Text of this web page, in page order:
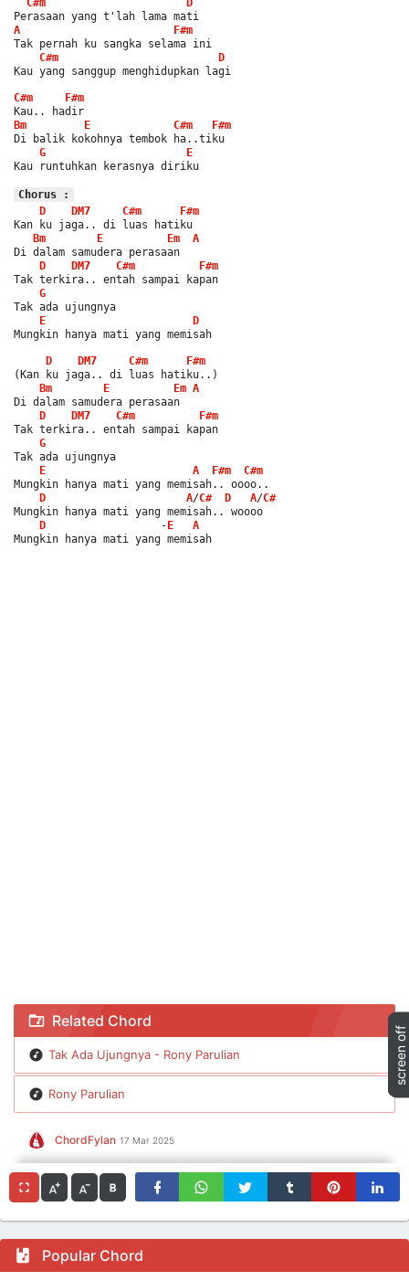
Perasaan yang t'lah lama mati
A
F#m
Tak pernah ku sangka selama ini
C#m
D
Kau yang sanggup menghidupkan lagi
C#m
F#m
Kau.. hadir
Bm
E C#m
F#m
Di balik kokohnya tembok ha..tiku
G
E
Kau runtuhkan kerasnya diriku
Chorus :
D
DM7 C#m
F#m
Kan ku jaga.. di luas hatiku
Bm
E Em
A
Di dalam samudera perasaan
D
DM7 C#m
F#m
Tak terkira.. entah sampai kapan
G
Tak ada ujungnya
E
D
Mungkin hanya mati yang memisah
D DM7 C#m
F#m
(Kan ku jaga.. di luas hatiku..)
Bm
E Em A
Di dalam samudera perasaan
D
DM7 C#m
F#m
Tak terkira.. entah sampai kapan
G
Tak ada ujungnya
E
A F#m
C#m
Mungkin hanya mati yang memisah.. oooo..
D
A/C# D A/C#
Mungkin hanya mati yang memisah.. woooo
D
                  -
E
A
Mungkin hanya mati yang memisah
Chord Tak Ada Ujungnya - Rony Parulian
Related Chord
Tak Ada Ujungnya - Rony Parulian
Rony Parulian
ChordFylan 17 Mar 2025
Popular Chord